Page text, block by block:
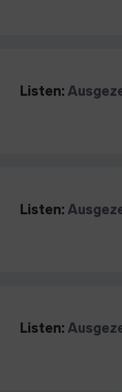
Listen:
Listen:
Listen: